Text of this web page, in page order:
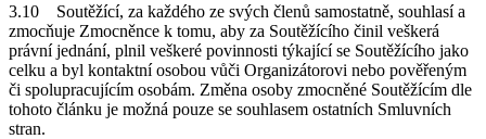
3.10
Soutěžící, za každého ze svých členů samostatně, souhlasí a
zmocňuje Zmocněnce k tomu, aby za Soutěžícího činil veškerá
právní jednání, plnil veškeré povinnosti týkající se Soutěžícího jako
celku a byl kontaktní osobou vůči Organizátorovi nebo pověřeným
či spolupracujícím osobám. Změna osoby zmocněné Soutěžícím dle
tohoto článku je možná pouze se souhlasem ostatních Smluvních
stran.